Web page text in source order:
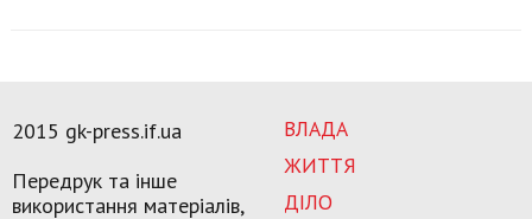
ВЛАДА
ЖИТТЯ
ДІЛО
2015 gk-press.if.ua
Передрук та інше
використання матеріалів,